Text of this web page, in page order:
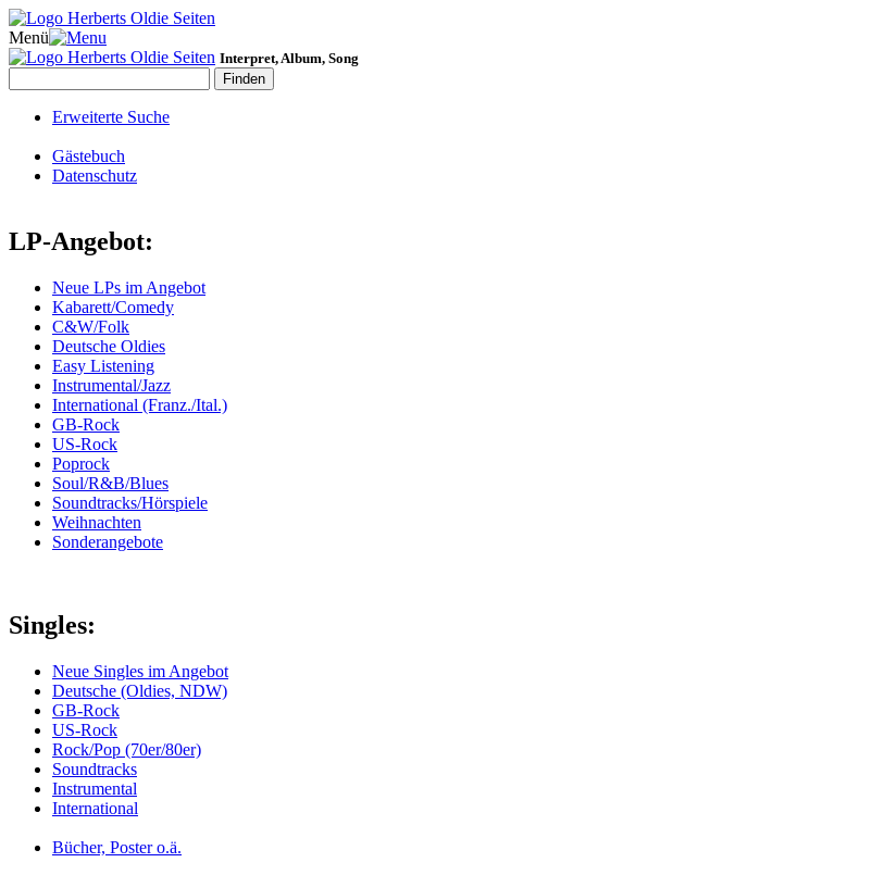
Menü
Interpret, Album, Song
Erweiterte Suche
Gästebuch
Datenschutz
LP-Angebot:
Neue LPs im Angebot
Kabarett/Comedy
C&W/Folk
Deutsche Oldies
Easy Listening
Instrumental/Jazz
International (Franz./Ital.)
GB-Rock
US-Rock
Poprock
Soul/R&B/Blues
Soundtracks/Hörspiele
Weihnachten
Sonderangebote
Singles:
Neue Singles im Angebot
Deutsche (Oldies, NDW)
GB-Rock
US-Rock
Rock/Pop (70er/80er)
Soundtracks
Instrumental
International
Bücher, Poster o.ä.